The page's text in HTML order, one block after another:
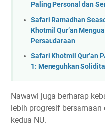
Paling Personal dan
Safari Ramadhan
Khotmil Qur’an
Persaudaraan
Safari Khotmil Qur’an
1: Meneguhkan
Nawawi juga berharap
lebih progresif
kedua NU.